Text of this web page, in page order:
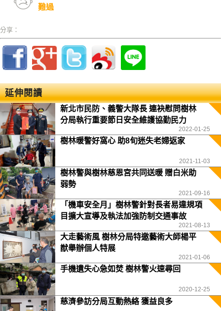
難過
分享：
延伸閱讀
新北市民防、義警大隊長 連袂慰問樹林
分局執行重要節日安全維護協勤民力
2022-01-25
樹林暖警好窩心 助8旬迷失老婦返家
2021-11-03
樹林警與樹林慈恩宮共同送暖 贈白米助
弱勢
2021-09-16
「機車安全月」樹林警針對長者易違規項
目擴大宣導及執法加強防制交通事故
2021-08-13
大走藝術風 樹林分局特邀藝術大師楊平
猷舉辦個人特展
2021-01-06
手機遺失心急如焚 樹林警火速尋回
2020-12-25
慈濟參訪分局互動熱絡 獲益良多